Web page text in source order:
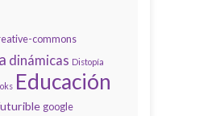
commons
dinámicas Distopía
Educación
google